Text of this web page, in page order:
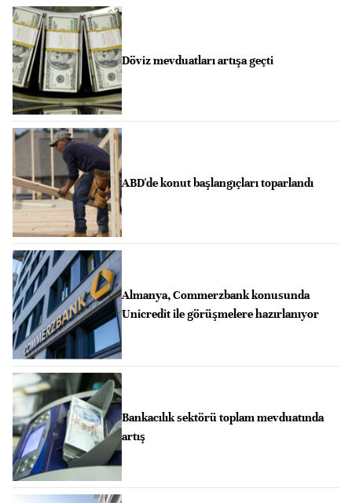
Döviz mevduatları artışa geçti
ABD'de konut başlangıçları toparlandı
Almanya, Commerzbank konusunda
Unicredit ile görüşmelere hazırlanıyor
Bankacılık sektörü toplam mevduatında
artış